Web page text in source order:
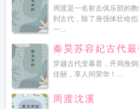
读
周渡是一名射击俱乐部的
到古代，除了身强体壮啥
一...
秦昊苏容妃古代
读
穿越古代变暴君，开局推
佳丽，享人间荣华！...
周渡沈溪